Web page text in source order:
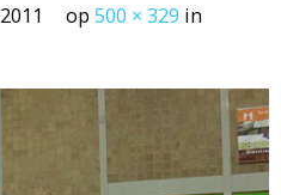
op 500 × 329 in